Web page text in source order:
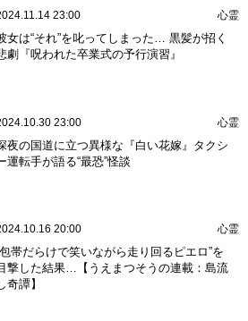
23:00 心霊
女は“それ”を叱ってしまった… 黒髪が招く
劇『呪われた卒業式の予行演習』
23:00 心霊
夜の国道に立つ異様な『白い花嫁』タクシ
運転手が語る“最恐”怪談
20:00 心霊
帯だらけで笑いながら走り回るピエロ”を
撃した結果…【うえまつそうの連載：島流
奇譚】